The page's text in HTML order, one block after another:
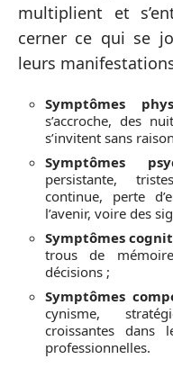
multiplient et
cerner ce qui se
leurs
Symptômes
s’accroche, des
s’invitent sans
Symptômes
persistante,
continue, perte
l’avenir, voire des
Symptômes
trous de
décisions ;
Symptômes
cynisme,
croissantes dans
professionnelles.